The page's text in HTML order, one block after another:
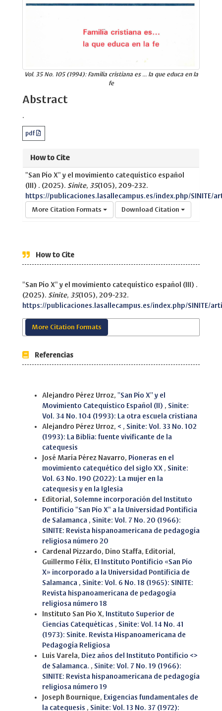
Vol. 35 No. 105 (1994): Familia cristiana es ... la que educa en la
fe
Abstract
.
pdf
How to Cite
"San Pío X" y el movimiento catequístico español
(III) . (2025). Sinite, 35(105), 209-232.
https://publicaciones.lasallecampus.es/index.php/SINITE/
More Citation Formats Download Citation
How to Cite
"San Pío X" y el movimiento catequístico español (III) .
(2025). Sinite, 35(105), 209-232.
https://publicaciones.lasallecampus.es/index.php/SINITE/
More Citation Formats
Referencias
Alejandro Pérez Urroz, ''San Pío X'' y el
Movimiento Catequístico Español (II) , Sinite:
Vol. 34 No. 104 (1993): La otra escuela cristiana
Alejandro Pérez Urroz, < , Sinite: Vol. 33 No. 102
(1993): La Biblia: fuente vivificante de la
catequesis
José María Pérez Navarro, Pioneras en el
movimiento catequético del siglo XX , Sinite:
Vol. 63 No. 190 (2022): La mujer en la
catequesis y en la Iglesia
Editorial, Solemne incorporación del Instituto
Pontificio "San Pío X" a la Universidad Pontificia
de Salamanca , Sinite: Vol. 7 No. 20 (1966):
SINITE: Revista hispanoamericana de pedagogía
religiosa número 20
Cardenal Pizzardo, Dino Staffa, Editorial,
Guillermo Félix, El Instituto Pontificio «San Pío
X» incorporado a la Universidad Pontificia de
Salamanca , Sinite: Vol. 6 No. 18 (1965): SINITE:
Revista hispanoamericana de pedagogía
religiosa número 18
Instituto San Pio X, Instituto Superior de
Ciencias Catequéticas , Sinite: Vol. 14 No. 41
(1973): Sinite. Revista Hispanoamericana de
Pedagogía Religiosa
Luis Varela, Diez años del Instituto Pontificio <>
de Salamanca. , Sinite: Vol. 7 No. 19 (1966):
SINITE: Revista hispanoamericana de pedagogía
religiosa número 19
Joseph Bournique, Exigencias fundamentales de
la catequesis , Sinite: Vol. 13 No. 37 (1972):